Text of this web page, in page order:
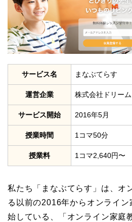
サービス名 まなぶてらす
運営企業 株式会社ドリー
サービス開始 2016年5月
授業時間 1コマ50分
授業料 1コマ2,640円〜
私たち「まなぶてらす」は、オ
る以前の2016年からオンライン
始している、「オンライン家庭